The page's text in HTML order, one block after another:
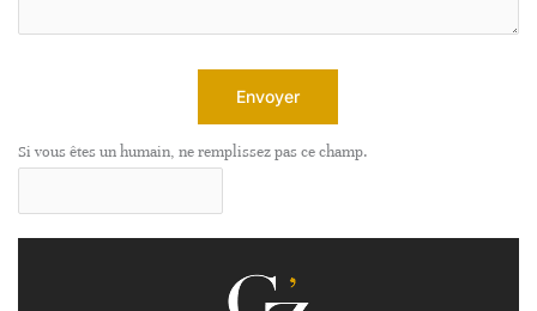
Envoyer
Si vous êtes un humain, ne remplissez pas ce champ.